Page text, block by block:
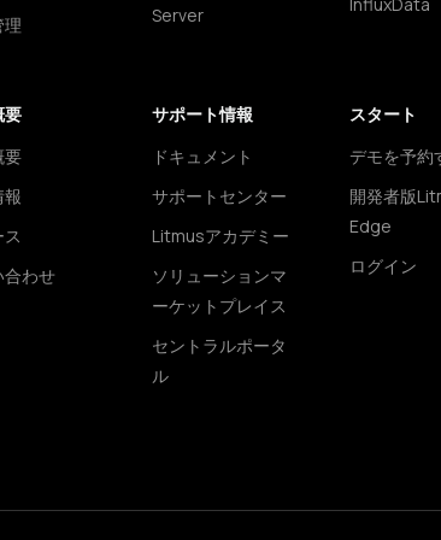
理
Server
要
要
報
合わせ
サポート情報
ドキュメント
サポートセンター
Litmusアカデミー
ソリューションマ
ーケットプレイス
セントラルポータ
ル
スタート
デモを予約
開発者版
Edge
ログイン